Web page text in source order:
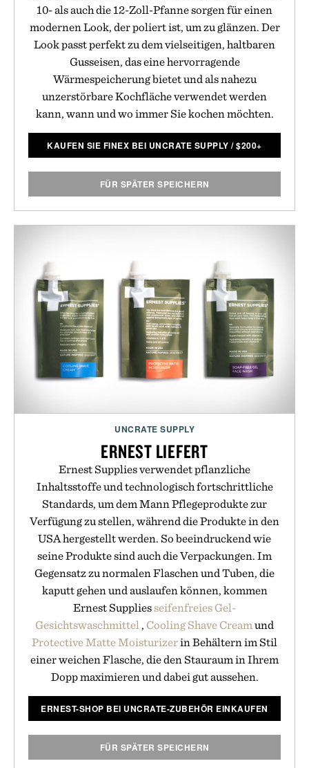
10- als auch die 12-Zoll-Pfanne sorgen für einen
modernen Look, der poliert ist, um zu glänzen. Der
Look passt perfekt zu dem vielseitigen, haltbaren
Gusseisen, das eine hervorragende
Wärmespeicherung bietet und als nahezu
unzerstörbare Kochfläche verwendet werden
kann, wann und wo immer Sie kochen möchten.
KAUFEN SIE FINEX BEI UNCRATE SUPPLY /$200+
FÜR SPÄTER SPEICHERN
UNCRATE SUPPLY
ERNEST LIEFERT
Ernest Supplies verwendet pflanzliche
Inhaltsstoffe und technologisch fortschrittliche
Standards, um dem Mann Pflegeprodukte zur
Verfügung zu stellen, während die Produkte in den
USA hergestellt werden. So beeindruckend wie
seine Produkte sind auch die Verpackungen. Im
Gegensatz zu normalen Flaschen und Tuben, die
kaputt gehen und auslaufen können, kommen
Ernest Suppliesseifenfreies Gel-
Gesichtswaschmittel , Cooling Shave Cream und
Protective Matte Moisturizerin Behältern im Stil
einer weichen Flasche, die den Stauraum in Ihrem
Dopp maximieren und dabei gut aussehen.
ERNEST-SHOP BEI UNCRATE-ZUBEHÖR EINKAUFEN
FÜR SPÄTER SPEICHERN